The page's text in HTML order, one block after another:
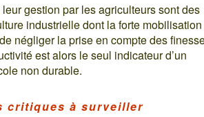
gestion par les agriculteurs sont des
industrielle dont la forte mobilisation
négliger la prise en compte des
est alors le seul indicateur d’un
non durable.
critiques à surveiller